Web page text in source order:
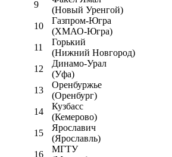
9
(Новый Уренгой)
10
Газпром-Югра
(ХМАО-Югра)
11
Горький
(Нижний Новгород)
12
Динамо-Урал
(Уфа)
13
Оренбуржье
(Оренбург)
14
Кузбасс
(Кемерово)
15
Ярославич
(Ярославль)
16
МГТУ